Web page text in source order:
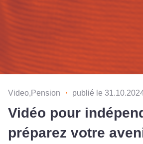
Video,Pension ・ publié le
Vidéo pour
préparez votre